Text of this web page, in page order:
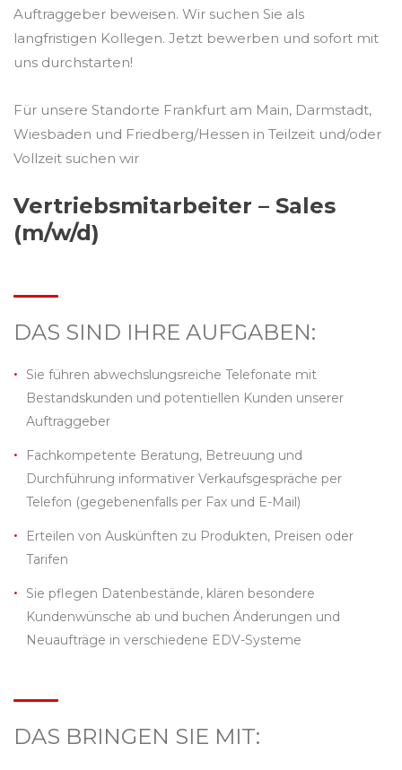
Auftraggeber beweisen. Wir suchen Sie als
langfristigen Kollegen. Jetzt bewerben und sofort mit
uns durchstarten!
Für unsere Standorte Frankfurt am Main, Darmstadt,
Wiesbaden und Friedberg/Hessen in Teilzeit und/oder
Vollzeit suchen wir
Vertriebsmitarbeiter – Sales
(m/w/d)
DAS SIND IHRE AUFGABEN:
Sie führen abwechslungsreiche Telefonate mit
Bestandskunden und potentiellen Kunden unserer
Auftraggeber
Fachkompetente Beratung, Betreuung und
Durchführung informativer Verkaufsgespräche per
Telefon (gegebenenfalls per Fax und E-Mail)
Erteilen von Auskünften zu Produkten, Preisen oder
Tarifen
Sie pflegen Datenbestände, klären besondere
Kundenwünsche ab und buchen Änderungen und
Neuaufträge in verschiedene EDV-Systeme
DAS BRINGEN SIE MIT: